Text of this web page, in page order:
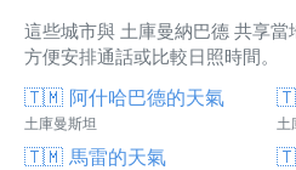
這些城市與 土庫曼納巴德 共享
方便安排通話或比較日照時間。
🇹🇲 阿什哈巴德的天氣
土庫曼斯坦 土
🇹🇲 馬雷的天氣